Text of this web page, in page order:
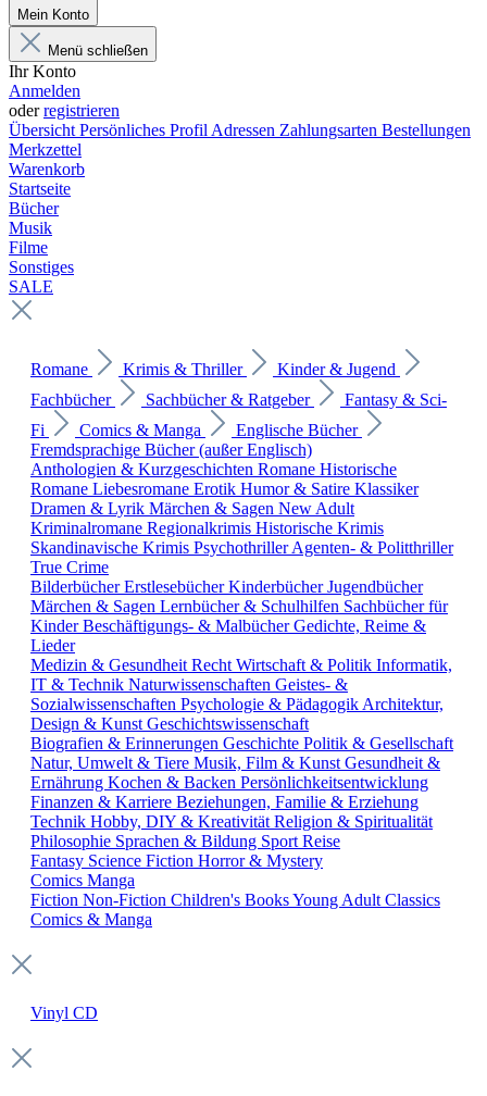
Mein Konto
Menü schließen
Ihr Konto
Anmelden
oderregistrieren
Übersicht Persönliches Profil Adressen Zahlungsarten Bestellungen
Merkzettel
Warenkorb
Startseite
Bücher
Musik
Filme
Sonstiges
SALE
Romane Krimis & Thriller
Kinder & Jugend
Fachbücher
Sachbücher & Ratgeber
Fantasy & Sci-
Fi
Comics & Manga
Englische Bücher
Fremdsprachige Bücher (außer Englisch)
Anthologien & Kurzgeschichten Romane Historische
Romane Liebesromane Erotik Humor & Satire Klassiker
Dramen & Lyrik Märchen & Sagen New Adult
Kriminalromane Regionalkrimis Historische Krimis
Skandinavische Krimis PsychothrillerAgenten- & Politthriller
True Crime
BilderbücherErstlesebücherKinderbücherJugendbücher
Märchen & Sagen Lernbücher & Schulhilfen Sachbücher für
KinderBeschäftigungs- & MalbücherGedichte, Reime &
Lieder
Medizin & Gesundheit Recht Wirtschaft & Politik Informatik,
IT & Technik Naturwissenschaften Geistes- &
Sozialwissenschaften Psychologie & Pädagogik Architektur,
Design & Kunst Geschichtswissenschaft
Biografien & Erinnerungen Geschichte Politik & Gesellschaft
Natur, Umwelt & Tiere Musik, Film & Kunst Gesundheit &
Ernährung Kochen & Backen Persönlichkeitsentwicklung
Finanzen & Karriere Beziehungen, Familie & Erziehung
Technik Hobby, DIY & Kreativität Religion & Spiritualität
Philosophie Sprachen & Bildung Sport Reise
Fantasy Science Fiction Horror & Mystery
Comics Manga
Fiction Non-Fiction Children's BooksYoung Adult Classics
Comics & Manga
Vinyl CD